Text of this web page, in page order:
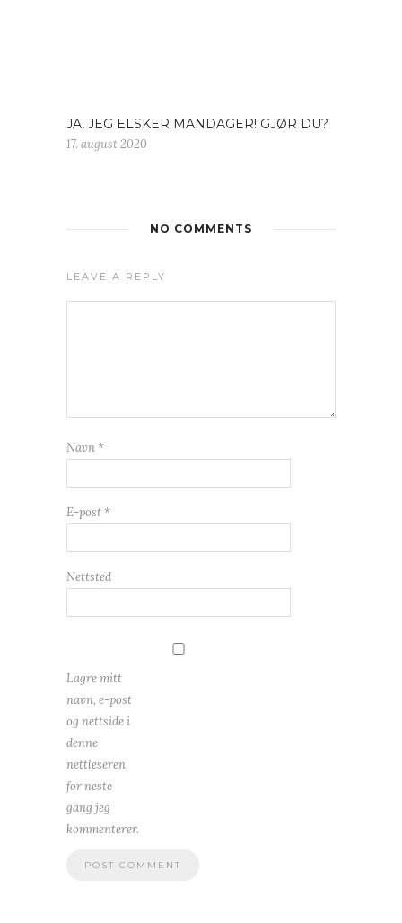
JA, JEG ELSKER MANDAGER! GJØR DU?
17. august 2020
NO COMMENTS
LEAVE A REPLY
Navn *
E-post *
Nettsted
Lagre mitt
navn, e-post
og nettside i
denne
nettleseren
for neste
gang jeg
kommenterer.